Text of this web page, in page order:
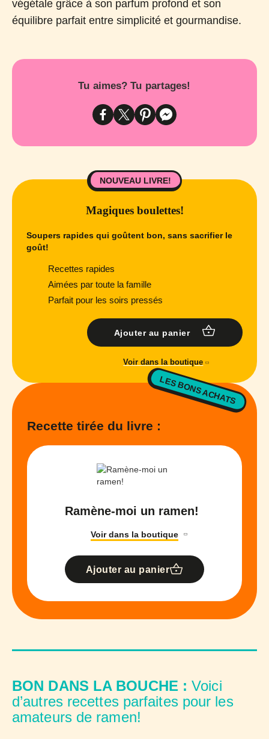
végétale grâce à son parfum profond et son
équilibre parfait entre simplicité et gourmandise.
Tu aimes? Tu partages!
NOUVEAU LIVRE!
Magiques boulettes!
Soupers rapides qui goûtent bon, sans sacrifier le
goût!
Recettes rapides
Aimées par toute la famille
Parfait pour les soirs pressés
Ajouter au panier
Voir dans la boutique
LES BONS ACHATS
Recette tirée du livre :
Ramène-moi un ramen!
Voir dans la boutique
Ajouter au panier
BON DANS LA BOUCHE : Voici
d’autres recettes parfaites pour les
amateurs de ramen!